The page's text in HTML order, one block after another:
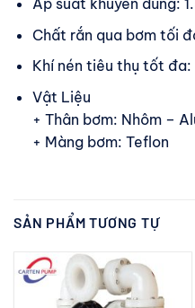
Chất rắn qua bơm tối
Khí nén tiêu thụ tốt
Vật Liệu
+ Thân bơm: Nhôm –
+ Màng bơm: Teflon
SẢN PHẨM TƯƠNG TỰ